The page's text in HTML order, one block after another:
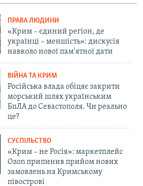
ПРАВА ЛЮДИНИ
«Крим – єдиний регіон, де
українці – меншість»: дискусія
навколо нової пам'ятної дати
ВІЙНА ТА КРИМ
Російська влада обіцяє закрити
морський шлях українським
БпЛА до Севастополя. Чи реально
це?
СУСПІЛЬСТВО
«Крим – не Росія»: маркетплейс
Ozon припинив прийом нових
замовлень на Кримському
півострові